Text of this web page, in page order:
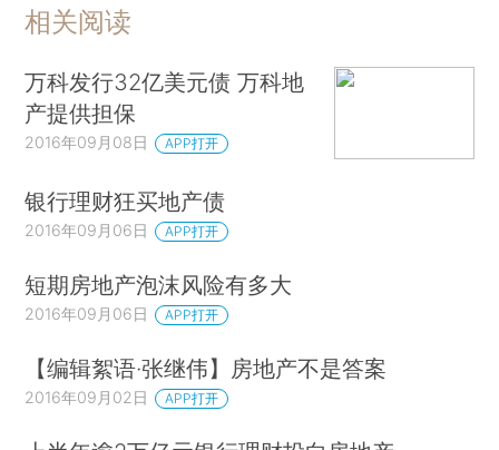
相关阅读
万科发行32亿美元债 万科地
产提供担保
2016年09月08日 APP打开
银行理财狂买地产债
2016年09月06日 APP打开
短期房地产泡沫风险有多大
2016年09月06日 APP打开
【编辑絮语·张继伟】房地产不是答案
2016年09月02日 APP打开